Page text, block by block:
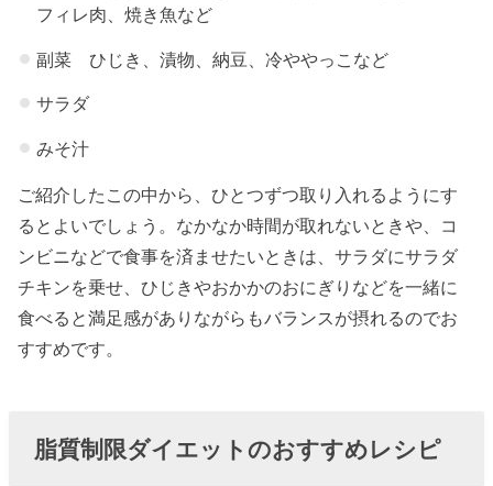
フィレ肉、焼き魚など
副菜 ひじき、漬物、納豆、冷ややっこなど
サラダ
みそ汁
ご紹介したこの中から、ひとつずつ取り入れるようにす
るとよいでしょう。なかなか時間が取れないときや、コ
ンビニなどで食事を済ませたいときは、サラダにサラダ
チキンを乗せ、ひじきやおかかのおにぎりなどを一緒に
食べると満足感がありながらもバランスが摂れるのでお
すすめです。
脂質制限ダイエットのおすすめレシピ